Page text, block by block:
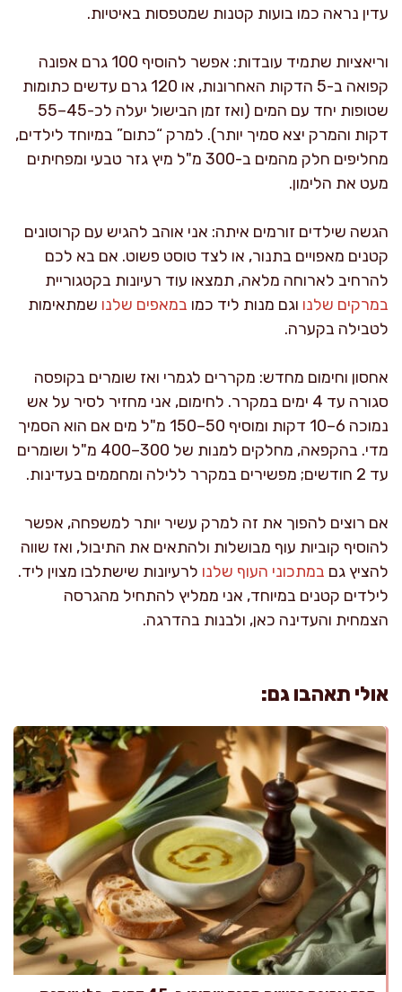
עדין נראה כמו בועות קטנות שמטפסות באיטיות.
וריאציות שתמיד עובדות: אפשר להוסיף 100 גרם אפונה
קפואה ב-5 הדקות האחרונות, או 120 גרם עדשים כתומות
שטופות יחד עם המים (ואז זמן הבישול יעלה לכ-45–55
דקות והמרק יצא סמיך יותר). למרק “כתום” במיוחד לילדים,
מחליפים חלק מהמים ב-300 מ"ל מיץ גזר טבעי ומפחיתים
מעט את הלימון.
הגשה שילדים זורמים איתה: אני אוהב להגיש עם קרוטונים
קטנים מאפויים בתנור, או לצד טוסט פשוט. אם בא לכם
להרחיב לארוחה מלאה, תמצאו עוד רעיונות בקטגוריית
במרקים שלנו וגם מנות ליד כמו במאפים שלנו שמתאימות
לטבילה בקערה.
אחסון וחימום מחדש: מקררים לגמרי ואז שומרים בקופסה
סגורה עד 4 ימים במקרר. לחימום, אני מחזיר לסיר על אש
נמוכה 6–10 דקות ומוסיף 50–150 מ"ל מים אם הוא הסמיך
מדי. בהקפאה, מחלקים למנות של 300–400 מ"ל ושומרים
עד 2 חודשים; מפשירים במקרר ללילה ומחממים בעדינות.
אם רוצים להפוך את זה למרק עשיר יותר למשפחה, אפשר
להוסיף קוביות עוף מבושלות ולהתאים את התיבול, ואז שווה
להציץ גם במתכוני העוף שלנו לרעיונות שישתלבו מצוין ליד.
לילדים קטנים במיוחד, אני ממליץ להתחיל מהגרסה
הצמחית והעדינה כאן, ולבנות בהדרגה.
אולי תאהבו גם: